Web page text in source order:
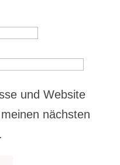
und Website
nächsten